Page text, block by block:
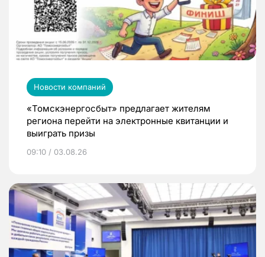
Новости компаний
«Томскэнергосбыт» предлагает жителям
региона перейти на электронные квитанции и
выиграть призы
09:10 / 03.08.26